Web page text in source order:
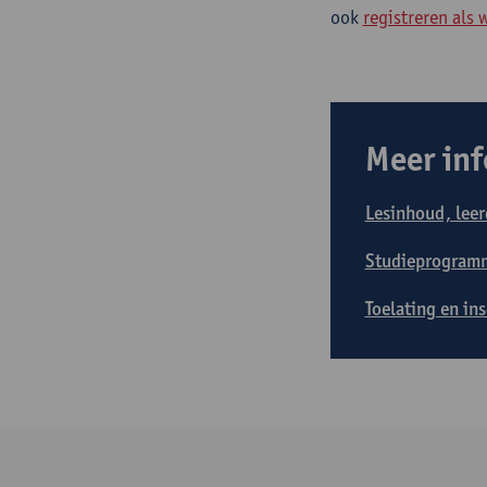
ook registreren als
Meer
Lesinhoud,
Toelating en